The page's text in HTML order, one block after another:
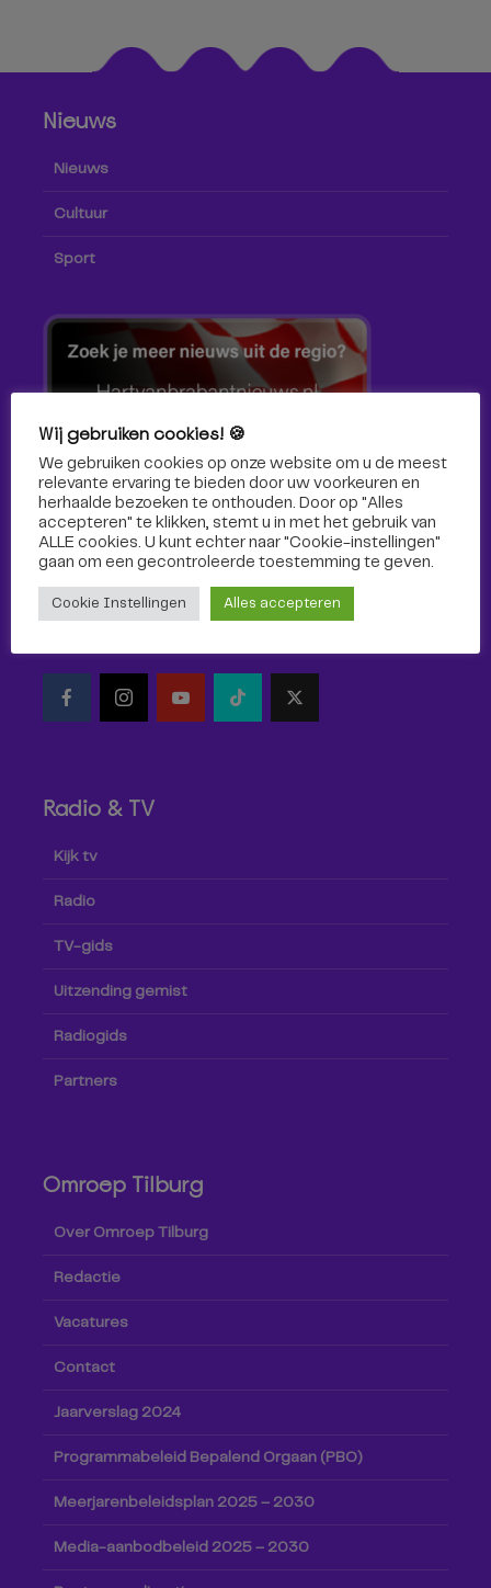
Nieuws
Nieuws
Cultuur
Sport
Volg ons!
Volg Omroep Tilburg niet alleen hier, maar ook via social
Radio & TV
Kijk tv
Radio
TV-gids
Uitzending gemist
Radiogids
Partners
Omroep Tilburg
Over Omroep Tilburg
Redactie
Vacatures
Contact
Jaarverslag 2024
Programmabeleid Bepalend Orgaan (PBO)
Meerjarenbeleidsplan 2025 – 2030
Media-aanbodbeleid 2025 – 2030
Wij gebruiken cookies! 🍪
We gebruiken cookies op onze website om u de meest
relevante ervaring te bieden door uw voorkeuren en
herhaalde bezoeken te onthouden. Door op "Alles
accepteren" te klikken, stemt u in met het gebruik van
ALLE cookies. U kunt echter naar "Cookie-instellingen"
gaan om een ​​gecontroleerde toestemming te geven.
Cookie Instellingen Alles accepteren